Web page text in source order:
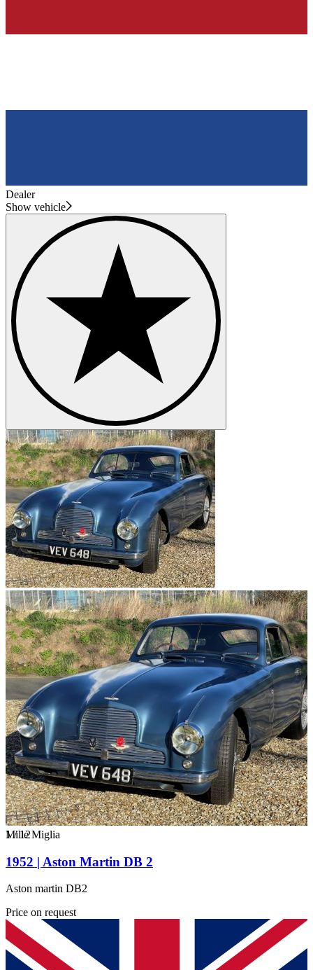
Dealer
Show vehicle
1/12
Mille Miglia
1952 | Aston Martin DB 2
Aston martin DB2
Price on request